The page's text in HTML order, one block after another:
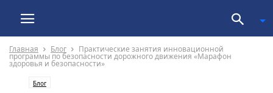
Главная Блог Практические занятия инновационной
программы по безопасности дорожного движения «Марафон
здоровья и безопасности»
Блог